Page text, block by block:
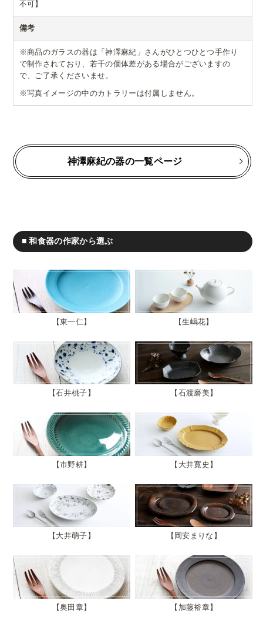
不可】
備考
※商品のガラスの器は「神澤麻紀」さんがひとつひとつ手作り
で制作されており、若干の個体差がある場合がございますの
で、ご了承くださいませ。
※写真イメージの中のカトラリーは付属しません。
神澤麻紀の器の一覧ページ
■ 和食器の作家から選ぶ
東一仁 生嶋花
石井桃子 石渡磨美
市野耕 大井寛史
大井萌子 岡安まりな
奥田章 加藤裕章